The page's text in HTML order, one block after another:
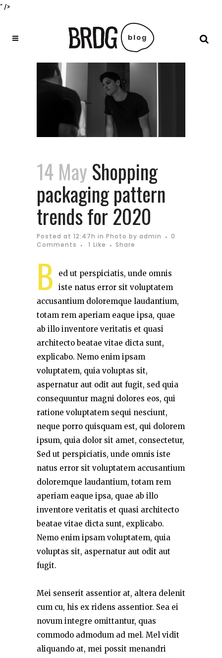
" />
14 May Shopping
packaging pattern
trends for 2020
Posted at 12:47h in Photo by admin
0
Comments
1 Like Share
B
ed ut perspiciatis, unde omnis
iste natus error sit voluptatem
accusantium doloremque laudantium,
totam rem aperiam eaque ipsa, quae
ab illo inventore veritatis et quasi
architecto beatae vitae dicta sunt,
explicabo. Nemo enim ipsam
voluptatem, quia voluptas sit,
aspernatur aut odit aut fugit, sed quia
consequuntur magni dolores eos, qui
ratione voluptatem sequi nesciunt,
neque porro quisquam est, qui dolorem
ipsum, quia dolor sit amet, consectetur,
Sed ut perspiciatis, unde omnis iste
natus error sit voluptatem accusantium
doloremque laudantium, totam rem
aperiam eaque ipsa, quae ab illo
inventore veritatis et quasi architecto
beatae vitae dicta sunt, explicabo.
Nemo enim ipsam voluptatem, quia
voluptas sit, aspernatur aut odit aut
fugit.
Mei senserit assentior at, altera delenit
cum cu, his ex ridens assentior. Sea ei
novum integre omittantur, quas
commodo admodum ad mel. Mel vidit
aliquando at, mei possit menandri